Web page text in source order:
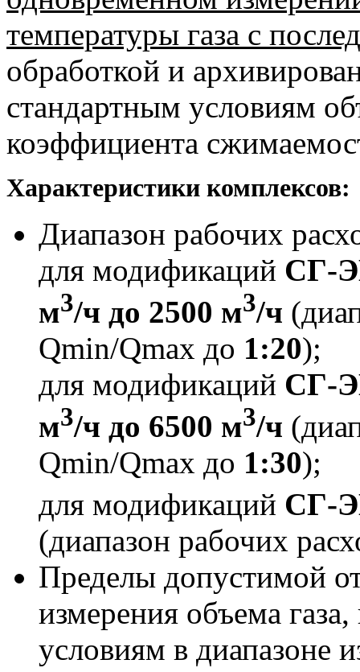
температуры газа с
обработкой и
стандартным условиям
коэффициента
Характеристики комплексов:
Диапазон рабочих
для модификаций СГ-
м3/ч до 2500 м3/ч
Qmin/Qmax до 1:20);
для модификаций СГ-
м3/ч до 6500 м3/ч
Qmin/Qmax до 1:30);
для модификаций СГ-
(диапазон рабочих
Пределы допустимой
измерения объема
условиям в диапазоне